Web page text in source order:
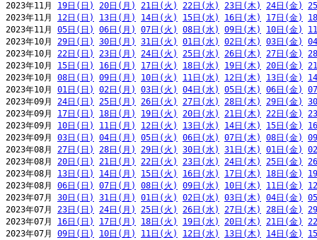
2023年11月 19日(日) 20日(月) 21日(火) 22日(水) 23日(木) 24日(金)
2023年11月 12日(日) 13日(月) 14日(火) 15日(水) 16日(木) 17日(金)
2023年11月 05日(日) 06日(月) 07日(火) 08日(水) 09日(木) 10日(金)
2023年10月 29日(日) 30日(月) 31日(火) 01日(水) 02日(木) 03日(金)
2023年10月 22日(日) 23日(月) 24日(火) 25日(水) 26日(木) 27日(金)
2023年10月 15日(日) 16日(月) 17日(火) 18日(水) 19日(木) 20日(金)
2023年10月 08日(日) 09日(月) 10日(火) 11日(水) 12日(木) 13日(金)
2023年10月 01日(日) 02日(月) 03日(火) 04日(水) 05日(木) 06日(金)
2023年09月 24日(日) 25日(月) 26日(火) 27日(水) 28日(木) 29日(金)
2023年09月 17日(日) 18日(月) 19日(火) 20日(水) 21日(木) 22日(金)
2023年09月 10日(日) 11日(月) 12日(火) 13日(水) 14日(木) 15日(金)
2023年09月 03日(日) 04日(月) 05日(火) 06日(水) 07日(木) 08日(金)
2023年08月 27日(日) 28日(月) 29日(火) 30日(水) 31日(木) 01日(金)
2023年08月 20日(日) 21日(月) 22日(火) 23日(水) 24日(木) 25日(金)
2023年08月 13日(日) 14日(月) 15日(火) 16日(水) 17日(木) 18日(金)
2023年08月 06日(日) 07日(月) 08日(火) 09日(水) 10日(木) 11日(金)
2023年07月 30日(日) 31日(月) 01日(火) 02日(水) 03日(木) 04日(金)
2023年07月 23日(日) 24日(月) 25日(火) 26日(水) 27日(木) 28日(金)
2023年07月 16日(日) 17日(月) 18日(火) 19日(水) 20日(木) 21日(金)
2023年07月 09日(日) 10日(月) 11日(火) 12日(水) 13日(木) 14日(金)